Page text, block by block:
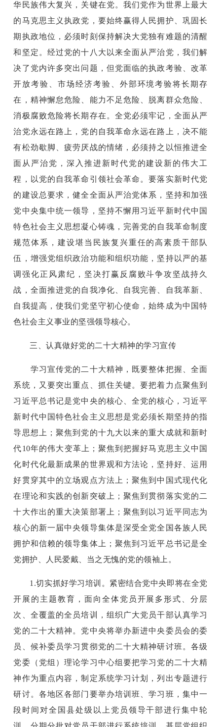
华民族伟大复兴，关键在党。我们党作为世界上最大
的马克思主义执政党，要始终赢得人民拥护、巩固长
期执政地位，必须时刻保持解决大党独有难题的清醒
和坚定。经过党的十八大以来全面从严治党，我们解
决了党内许多突出问题，但党面临的执政考验、改革
开放考验、市场经济考验、外部环境考验将长期存
在，精神懈怠危险、能力不足危险、脱离群众危险、
消极腐败危险将长期存在。全党必须牢记，全面从严
治党永远在路上，党的自我革命永远在路上，决不能
有松劲歇脚、疲劳厌战的情绪，必须持之以恒推进全
面从严治党，深入推进新时代党的建设新的伟大工
程，以党的自我革命引领社会革命。要落实新时代党
的建设总要求，健全全面从严治党体系，坚持和加强
党中央集中统一领导，坚持不懈用习近平新时代中国
特色社会主义思想凝心铸魂，完善党的自我革命制度
规范体系，建设堪当民族复兴重任的高素质干部队
伍，增强党组织政治功能和组织功能，坚持以严的基
调强化正风肃纪，坚决打赢反腐败斗争攻坚战持久
战，全面推进党的自我净化、自我完善、自我革新、
自我提高，使我们党坚守初心使命，始终成为中国特
色社会主义事业的坚强领导核心。
三、认真做好党的二十大精神的学习宣传
学习宣传党的二十大精神，既要整体把握、全面
系统，又要突出重点、抓住关键。要把着力点聚焦到
习近平总书记是党中央的核心、全党的核心，习近平
新时代中国特色社会主义思想是党必须长期坚持的指
导思想上；聚焦到党的十九大以来的重大成就和新时
代10年的伟大变革上；聚焦到把握好马克思主义中国
化时代化最新成果的世界观和方法论，坚持好、运用
好贯穿其中的立场观点方法上；聚焦到中国式现代化
在理论和实践的创新突破上；聚焦到贯彻落实党的二
十大作出的重大决策部署上；聚焦到以习近平同志为
核心的新一届中央领导集体是深受全党全国各族人民
拥护和信赖的领导集体上；聚焦到习近平总书记是全
党拥护、人民爱戴、当之无愧的党的领袖上。
1.切实抓好学习培训。紧密结合党中央即将在全党
开展的主题教育，面向全体党员开展多形式、分层
次、全覆盖的全员培训，组织广大党员干部认真学习
党的二十大精神。党中央将举办新进中央委员会的委
员、候补委员学习贯彻党的二十大精神研讨班。各级
党委（党组）理论学习中心组要把学习党的二十大精
神作为重点内容，制定系统学习计划，列出专题进行
研讨。各地区各部门要举办培训班、学习班，集中一
段时间对全国县处级以上党员领导干部进行集中轮